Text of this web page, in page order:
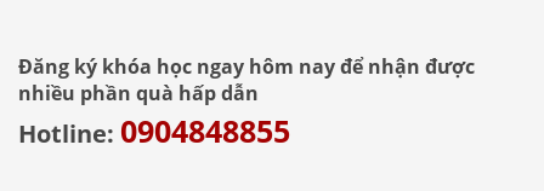
Đăng ký khóa học ngay hôm nay để nhận được
nhiều phần quà hấp dẫn
Hotline: 0904848855